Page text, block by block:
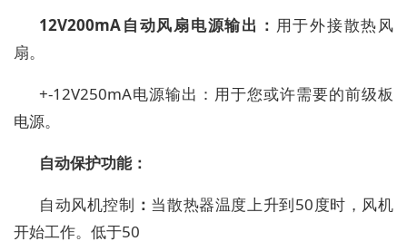
12V200mA自动风扇电源输出 ： 用于外接散热风
扇。
+-12V250mA电源输出 ：用于您或许需要的前级板
电源。
自动保护功能：
自动风机控制 ： 当散热器温度上升到50度时，风机
开始工作。低于50